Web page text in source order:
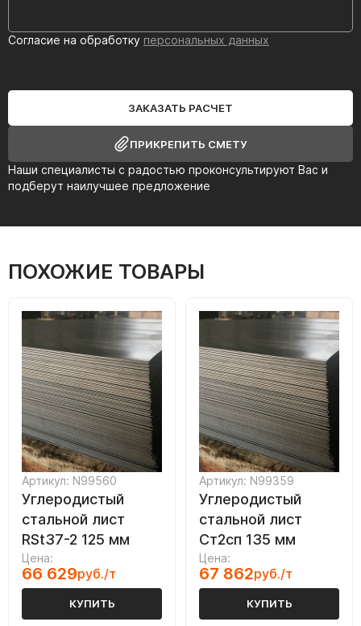
Наши специалисты с радостью проконсультируют Вас и
подберут наилучшее предложение
Согласие на обработку персональных данных
ЗАКАЗАТЬ РАСЧЕТ
ПРИКРЕПИТЬ СМЕТУ
ПОХОЖИЕ ТОВАРЫ
Артикул: N99560
Углеродистый
стальной лист
RSt37-2 125 мм
Цена:
66 629руб./т
КУПИТЬ
Артикул: N99359
Углеродистый
стальной лист
Ст2сп 135 мм
Цена:
67 862руб./т
КУПИТЬ